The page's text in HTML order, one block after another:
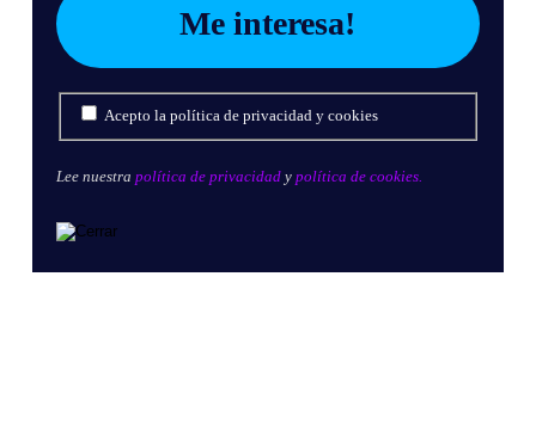
Acepto la política de privacidad y cookies
Lee nuestra política de privacidady política de cookies.